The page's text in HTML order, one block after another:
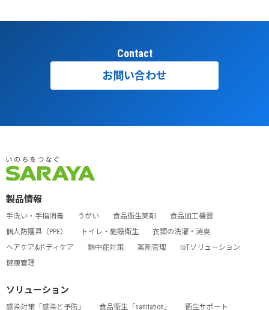
Contact
お問い合わせ
製品情報
手洗い・手指消毒 うがい 食品衛生薬剤
食品加工機器
個人防護具（PPE）
トイレ・施設衛生
衣類の洗濯・消臭
ヘアケア&ボディケア
熱中症対策 薬剤管理
IoTソリューション
健康管理
ソリューション
感染対策「感染と予防」 食品衛生「sanitation」
衛生サポート